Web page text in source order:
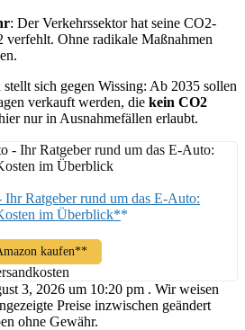
: Der Verkehrssektor hat seine CO2-
verfehlt. Ohne radikale Maßnahmen
sich gegen Wissing: Ab 2035 sollen
verkauft werden, die kein CO2
nur in Ausnahmefällen erlaubt.
Ratgeber rund um das E-Auto:
im Überblick*
kaufen*
3, 2026 um 10:20 pm . Wir weisen
Preise inzwischen geändert
ohne Gewähr.